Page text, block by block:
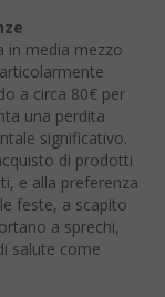
in media mezzo
a circa 80€ per
una perdita
significativo.
di prodotti
e alla preferenza
feste, a scapito
a sprechi,
salute come